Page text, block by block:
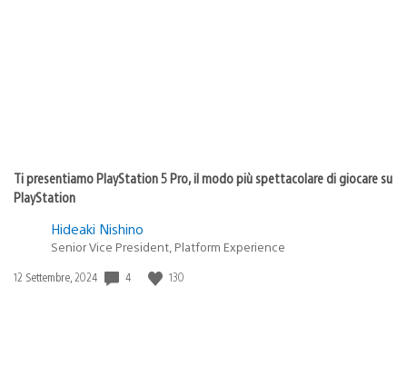
Ti presentiamo PlayStation 5 Pro, il modo più spettacolare di giocare su
PlayStation
Hideaki Nishino
Senior Vice President, Platform Experience
Data
12 Settembre, 2024 4 130